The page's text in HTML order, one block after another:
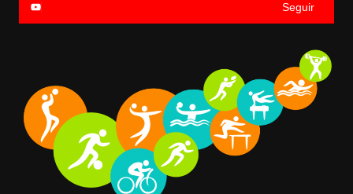
Seguir